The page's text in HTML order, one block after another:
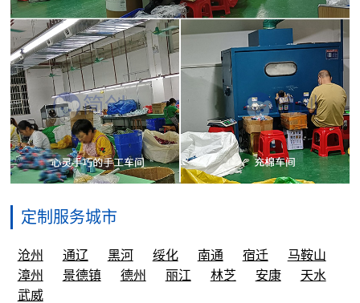
定制服务城市
沧州 通辽 黑河 绥化 南通 宿迁
马鞍山
漳州
景德镇 德州 丽江 林芝 安康
天水
武威